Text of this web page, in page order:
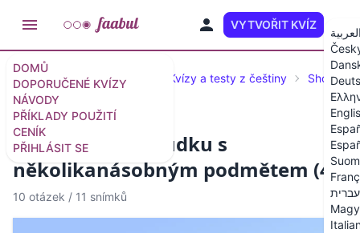
DOMŮ
DOPORUČENÉ KVÍZY
NÁVODY
PŘÍKLADY POUŽITÍ
CENÍK
PŘIHLÁSIT SE
VYTVOŘIT KVÍZ
עברית
Doporučené kvízy a testy Kvízy a testy z češtiny Shoda
Kvíz: Shoda přísudku s
několikanásobným podmětem (4)
10 otázek / 11 snímků